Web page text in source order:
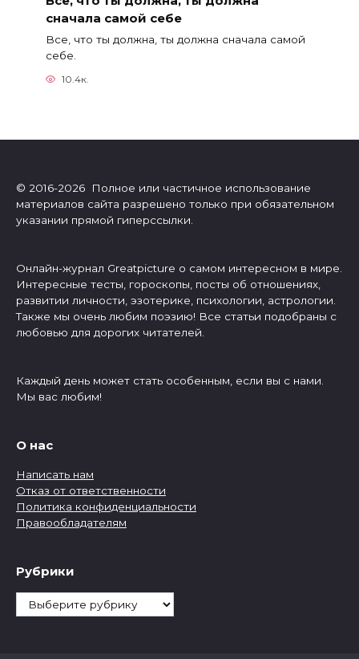
сначала самой себе
Все, что ты должна, ты должна сначала самой
себе.
10.4к.
© 2016-2026 Полное или частичное использование
материалов сайта разрешено только при обязательном
указании прямой гиперссылки.
Онлайн-журнал Greatpicture о самом интересном в мире.
Интересные тесты, гороскопы, посты об отношениях,
развитии личности, эзотерике, психологии, астрологии.
Также мы очень любим поэзию! Все статьи подобраны с
любовью для дорогих читателей.
Каждый день может стать особенным, если вы с нами.
Мы вас любим!
О нас
Написать нам
Отказ от ответственности
Политика конфиденциальности
Правообладателям
Рубрики
Рубрики